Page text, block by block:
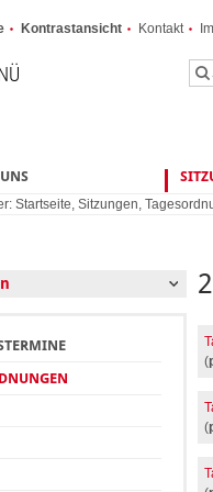
Kontrastansicht Kontakt
Startseite, Sitzungen,
(
(